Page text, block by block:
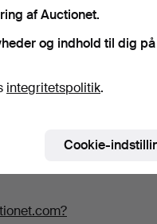
har modtaget min
oplysninger?
kontaktoplysninger?
af Auctionet.
og indhold til dig
integritetspolitik.
Cookie-